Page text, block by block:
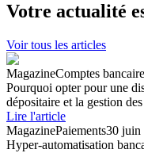
Votre actualité
Voir tous les articles
MagazineComptes
Pourquoi opter pour une
dépositaire et la gestion
Lire l'article
MagazinePaiements30 juin
Hyper-automatisation